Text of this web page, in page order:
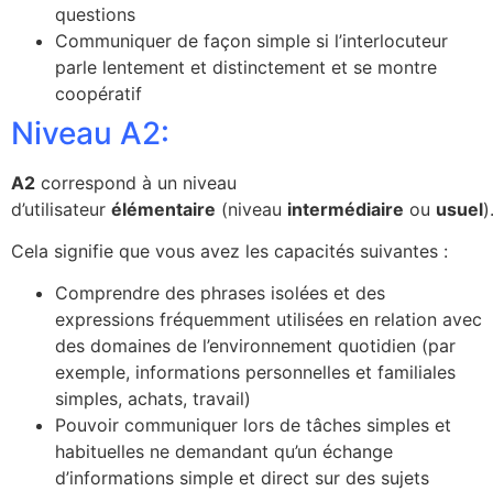
questions
Communiquer de façon simple si l’interlocuteur
parle lentement et distinctement et se montre
coopératif
Niveau A2:
A2 correspond à un niveau
d’utilisateur élémentaire (niveau intermédiaire ou usuel).
Cela signifie que vous avez les capacités suivantes :
Comprendre des phrases isolées et des
expressions fréquemment utilisées en relation avec
des domaines de l’environnement quotidien (par
exemple, informations personnelles et familiales
simples, achats, travail)
Pouvoir communiquer lors de tâches simples et
habituelles ne demandant qu’un échange
d’informations simple et direct sur des sujets